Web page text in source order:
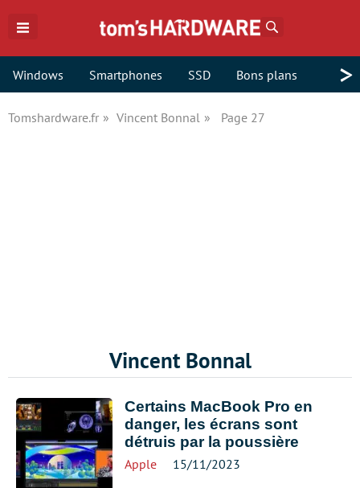
Windows Smartphones SSD Bons plans >
Tomshardware.fr Vincent Bonnal Page 27
Vincent Bonnal
Certains MacBook Pro en
danger, les écrans sont
détruis par la poussière
Apple 15/11/2023